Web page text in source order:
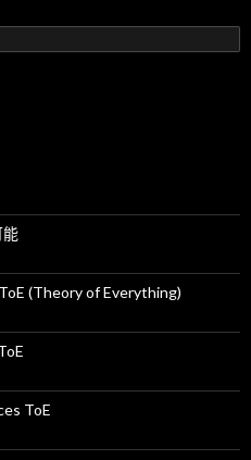
能
(Theory of Everything)
ToE